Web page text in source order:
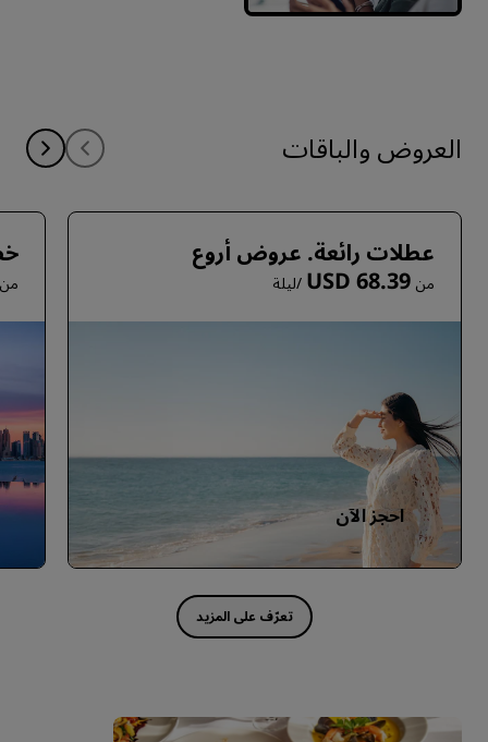
العروض والباقات
عطلات رائعة. عروض أروع
من USD 68.39 /ليلة
احجز الآن
‏‫تعرّف على المزيد‬